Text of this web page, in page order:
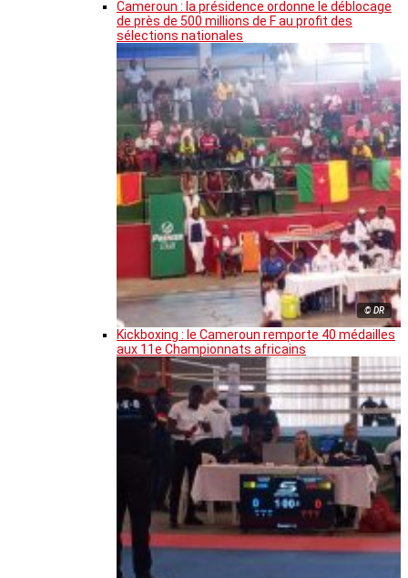
Cameroun : la présidence ordonne le déblocage
de près de 500 millions de F au profit des
sélections nationales
© DR
Kickboxing : le Cameroun remporte 40 médailles
aux 11e Championnats africains